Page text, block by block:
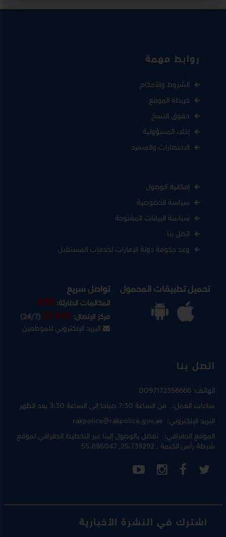
روابط مهمة
الشروط والأحكام
خريطة الموقع
حقوق النسخ
إخلاء المسؤولية
الاختصارات والمسرد
إمكانية الوصول
سياسة الخصوصية
سياسة البيانات المفتوحة
اتصل بنا
وعد حكومة دولة الإمارات لخدمات المستقبل
تحميل تطبيقات المحمول تواصل سريع
المكالمات الطارئة:999
مركز الإتصال:07-901
(24/7)
البريد الإلكتروني للموظفين
اتصل بنا
الهاتف:0097172356666
ساعات العمل: من الساعة 7:30 صباحا إلى الساعة 3:30 بعد الظهر
البريد الإلكتروني:rakpolice@rakpolice.gov.ae
الموقع الجغرافي: تفضل بالوصول إلينا عبرالتخطيط الجغرافي لموقع
شرطة رأس الخيمة, 25.739292, 55.895047
اشترك في النشرة الأخبارية